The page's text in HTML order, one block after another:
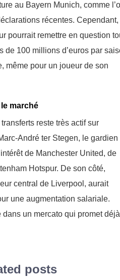
au Bayern Munich, comme
récentes. Cependant,
pourrait remettre en question
de 100 millions d’euros par
même pour un joueur de son
marché
reste très actif sur
André ter Stegen, le gardien
de Manchester United, de
Hotspur. De son côté,
central de Liverpool, aurait
une augmentation salariale.
un mercato qui promet déjà
posts